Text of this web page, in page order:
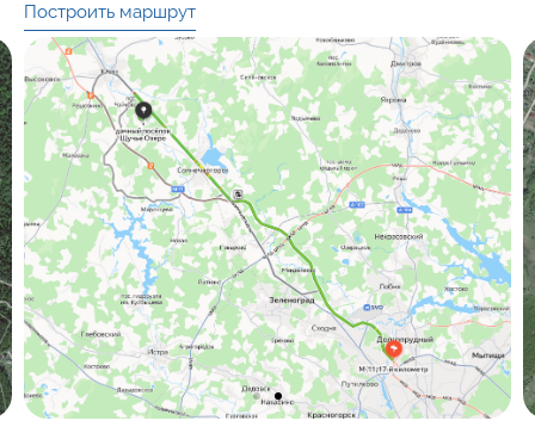
Построить маршрут